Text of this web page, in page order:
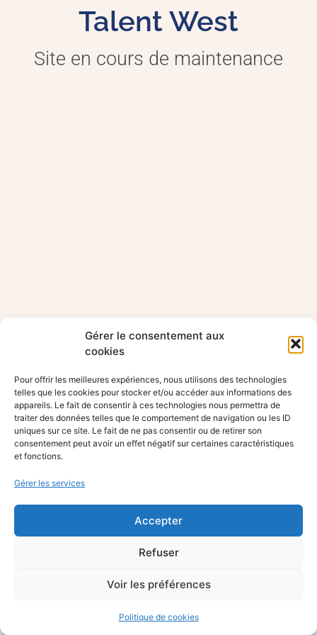
Gérer le consentement aux
cookies
Pour offrir les meilleures expériences, nous utilisons des technologies
telles que les cookies pour stocker et/ou accéder aux informations des
appareils. Le fait de consentir à ces technologies nous permettra de
traiter des données telles que le comportement de navigation ou les ID
uniques sur ce site. Le fait de ne pas consentir ou de retirer son
consentement peut avoir un effet négatif sur certaines caractéristiques
et fonctions.
Gérer les services
Accepter
Refuser
Voir les préférences
Politique de cookies
Talent West
Site en cours de maintenance